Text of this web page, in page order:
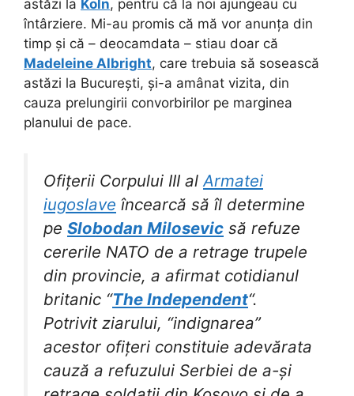
astăzi la Koln, pentru că la noi ajungeau cu
întârziere. Mi-au promis că mă vor anunța din
timp și că – deocamdata – stiau doar că
Madeleine Albright, care trebuia să sosească
astăzi la București, și-a amânat vizita, din
cauza prelungirii convorbirilor pe marginea
planului de pace.
Ofițerii Corpului III al Armatei
iugoslave încearcă să îl determine
pe Slobodan Milosevic să refuze
cererile NATO de a retrage trupele
din provincie, a afirmat cotidianul
britanic “The Independent“.
Potrivit ziarului, “indignarea”
acestor ofițeri constituie adevărata
cauză a refuzului Serbiei de a-și